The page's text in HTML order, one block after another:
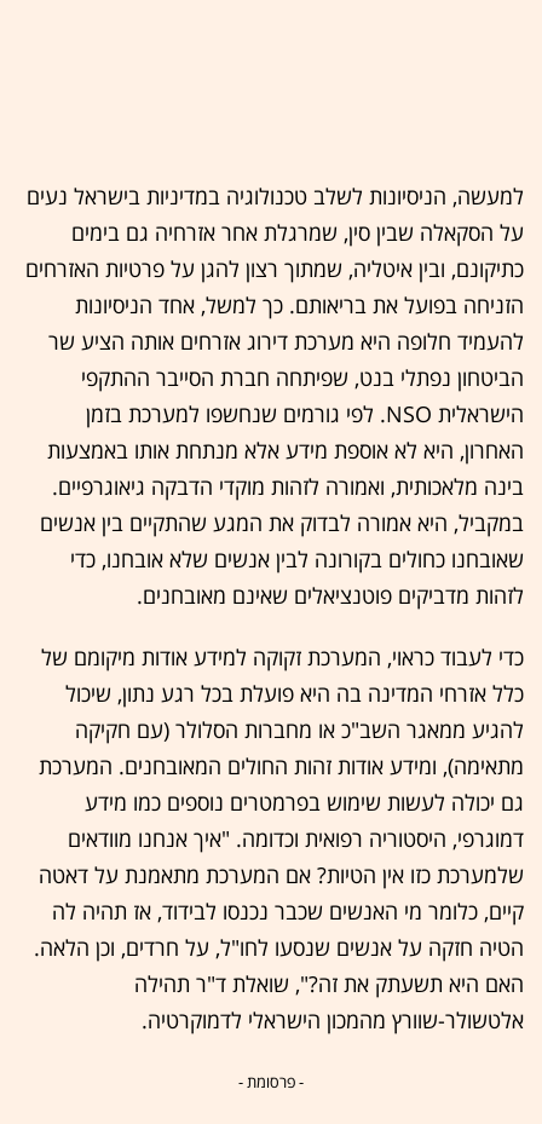
למעשה, הניסיונות לשלב טכנולוגיה במדיניות בישראל נעים
על הסקאלה שבין סין, שמרגלת אחר אזרחיה גם בימים
כתיקונם, ובין איטליה, שמתוך רצון להגן על פרטיות האזרחים
הזניחה בפועל את בריאותם. כך למשל, אחד הניסיונות
להעמיד חלופה היא מערכת דירוג אזרחים אותה הציע שר
הביטחון נפתלי בנט, שפיתחה חברת הסייבר ההתקפי
הישראלית NSO. לפי גורמים שנחשפו למערכת בזמן
האחרון, היא לא אוספת מידע אלא מנתחת אותו באמצעות
בינה מלאכותית, ואמורה לזהות מוקדי הדבקה גיאוגרפיים.
במקביל, היא אמורה לבדוק את המגע שהתקיים בין אנשים
שאובחנו כחולים בקורונה לבין אנשים שלא אובחנו, כדי
לזהות מדביקים פוטנציאלים שאינם מאובחנים.
כדי לעבוד כראוי, המערכת זקוקה למידע אודות מיקומם של
כלל אזרחי המדינה בה היא פועלת בכל רגע נתון, שיכול
להגיע ממאגר השב"כ או מחברות הסלולר (עם חקיקה
מתאימה), ומידע אודות זהות החולים המאובחנים. המערכת
גם יכולה לעשות שימוש בפרמטרים נוספים כמו מידע
דמוגרפי, היסטוריה רפואית וכדומה. "איך אנחנו מוודאים
שלמערכת כזו אין הטיות? אם המערכת מתאמנת על דאטה
קיים, כלומר מי האנשים שכבר נכנסו לבידוד, אז תהיה לה
הטיה חזקה על אנשים שנסעו לחו"ל, על חרדים, וכן הלאה.
האם היא תשעתק את זה?", שואלת ד"ר תהילה
אלטשולר-שוורץ מהמכון הישראלי לדמוקרטיה.
- פרסומת -